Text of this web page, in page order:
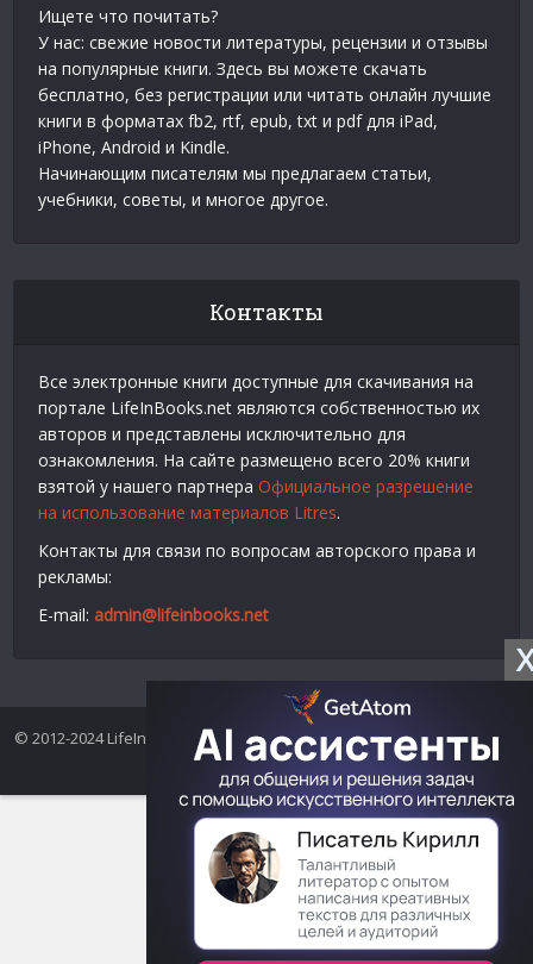
X
Ищете что почитать?
У нас: свежие новости литературы, рецензии и отзывы
на популярные книги. Здесь вы можете скачать
бесплатно, без регистрации или читать онлайн лучшие
книги в форматах fb2, rtf, epub, txt и pdf для iPad,
iPhone, Android и Kindle.
Начинающим писателям мы предлагаем статьи,
учебники, советы, и многое другое.
Контакты
Все электронные книги доступные для скачивания на
портале LifeInBooks.net являются собственностью их
авторов и представлены исключительно для
ознакомления. На сайте размещено всего 20% книги
взятой у нашего партнера Официальное разрешение
на использование материалов Litres.
Контакты для связи по вопросам авторского права и
рекламы:
E-mail: admin@lifeinbooks.net
© 2012-2024 LifeInBooks.net - Скачать бесплатно книги в форматах
fb2, epub, pdf, txt, rtf.